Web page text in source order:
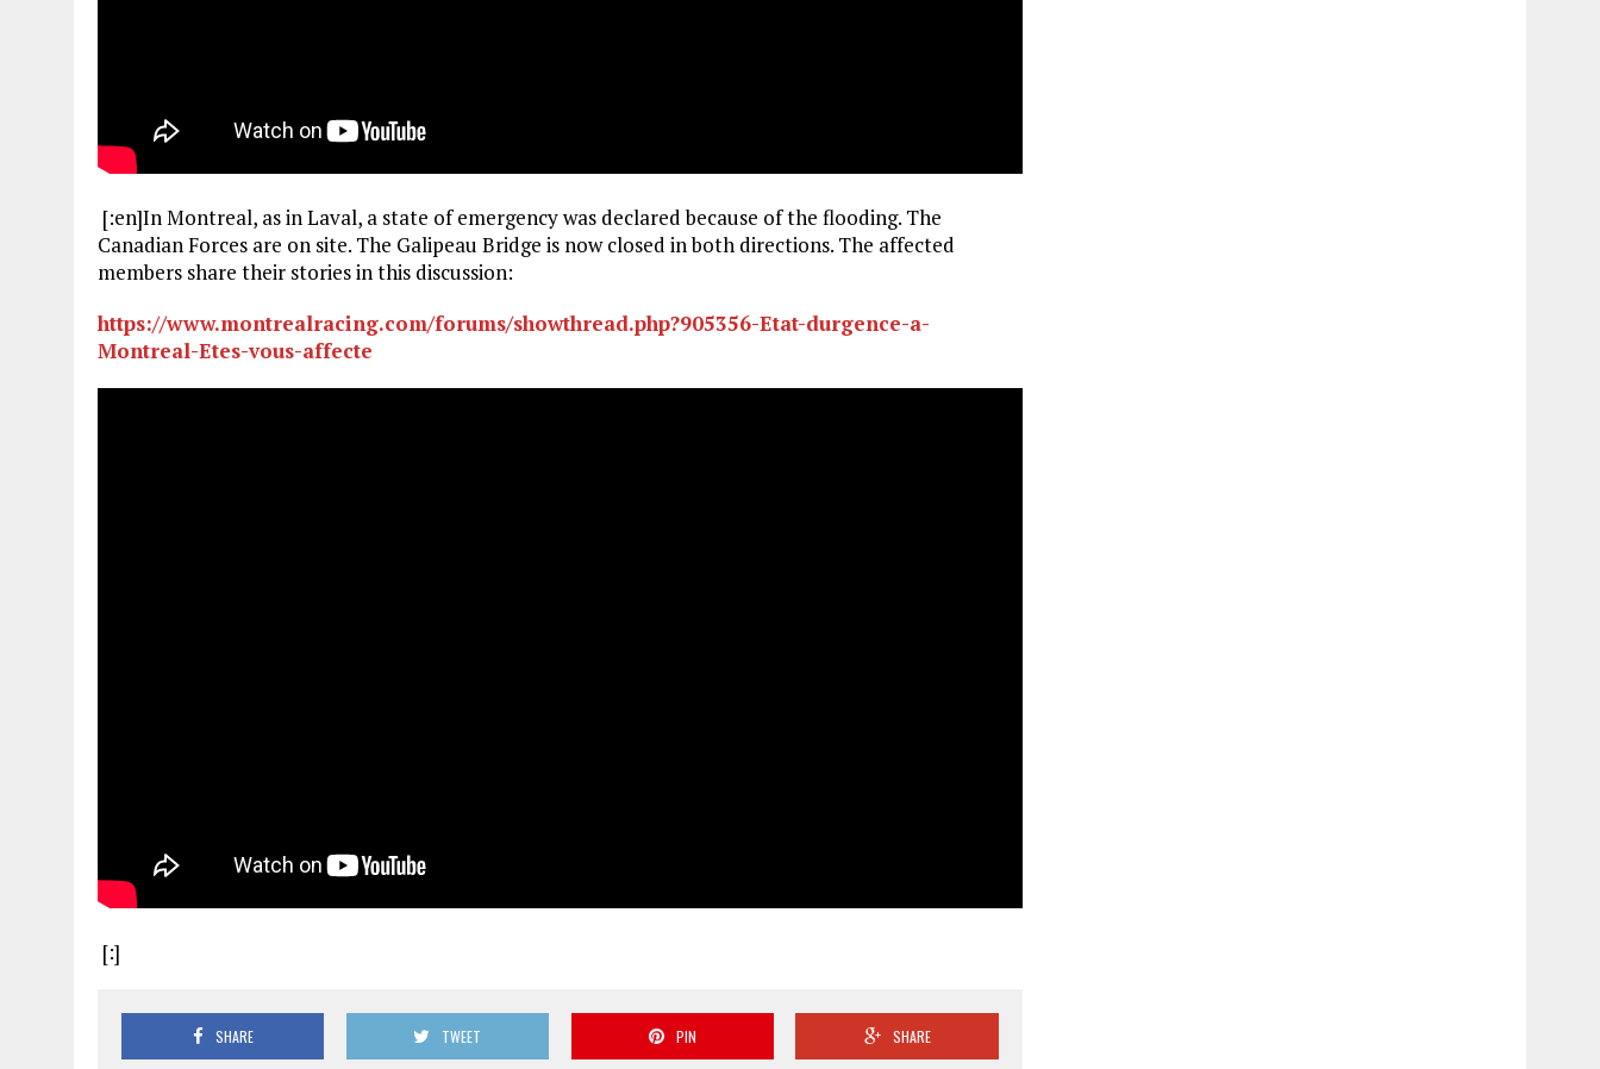
[:en]In Montreal, as in Laval, a state of emergency was declared because of the flooding. The
Canadian Forces are on site. The Galipeau Bridge is now closed in both directions. The affected
members share their stories in this discussion:
https://www.montrealracing.com/forums/showthread.php?905356-Etat-durgence-a-
Montreal-Etes-vous-affecte
[:]
SHARE TWEET PIN SHARE